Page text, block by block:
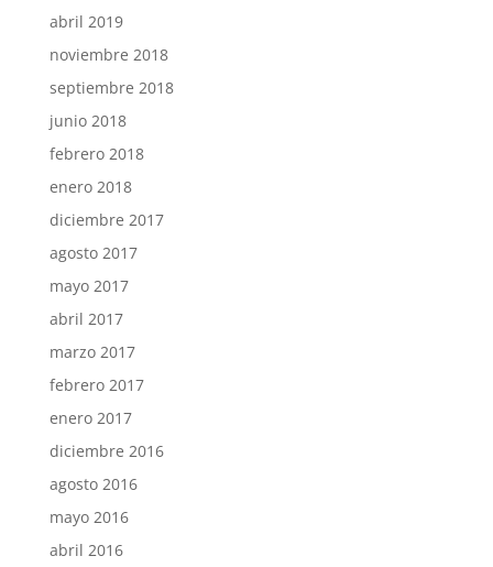
abril 2019
noviembre 2018
septiembre 2018
junio 2018
febrero 2018
enero 2018
diciembre 2017
agosto 2017
mayo 2017
abril 2017
marzo 2017
febrero 2017
enero 2017
diciembre 2016
agosto 2016
mayo 2016
abril 2016